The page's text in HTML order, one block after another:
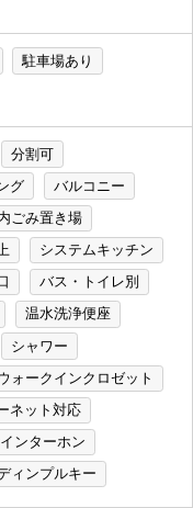
駐車場あり
分割可
グ
バルコニー
ごみ置き場
システムキッチン
バス・トイレ別
温水洗浄便座
シャワー
ォークインクロゼット
ネット対応
ンターホン
ィンプルキー